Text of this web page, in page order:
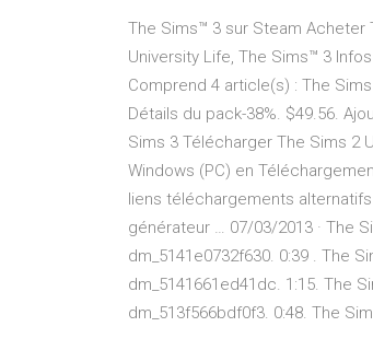
The Sims™ 3 sur Steam Acheter
University Life, The Sims™ 3
Comprend 4 article(s) : The
Détails du pack-38%. $49.56.
Sims 3 Télécharger The Sims 2
Windows (PC) en
liens téléchargements
générateur … 07/03/2013 · The
dm_5141e0732f630. 0:39 . The
dm_5141661ed41dc. 1:15. The
dm_513f566bdf0f3. 0:48. The